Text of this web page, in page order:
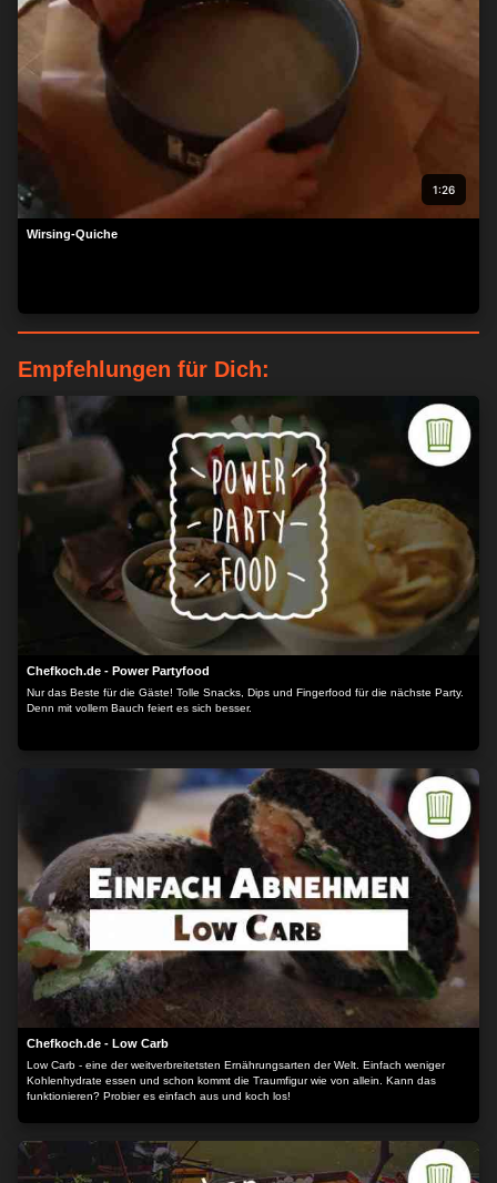
1:26
Wirsing-Quiche
Empfehlungen für Dich:
Chefkoch.de - Power Partyfood
Nur das Beste für die Gäste! Tolle Snacks, Dips und Fingerfood für die nächste Party.
Denn mit vollem Bauch feiert es sich besser.
Chefkoch.de - Low Carb
Low Carb - eine der weitverbreitetsten Ernährungsarten der Welt. Einfach weniger
Kohlenhydrate essen und schon kommt die Traumfigur wie von allein. Kann das
funktionieren? Probier es einfach aus und koch los!